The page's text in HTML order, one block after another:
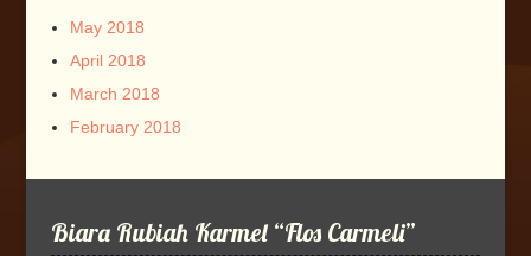
May 2018
April 2018
March 2018
February 2018
Biara Rubiah Karmel “Flos Carmeli”